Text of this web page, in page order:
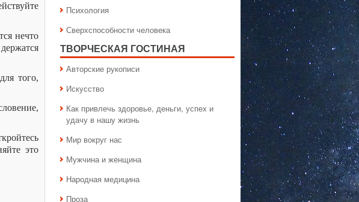
нечто
того,
это
Психология
Сверхспособности человека
ТВОРЧЕСКАЯ ГОСТИНАЯ
Авторские рукописи
Искусство
Как привлечь здоровье, деньги, успех и
удачу в нашу жизнь
Мир вокруг нас
Мужчина и женщина
Народная медицина
Проза